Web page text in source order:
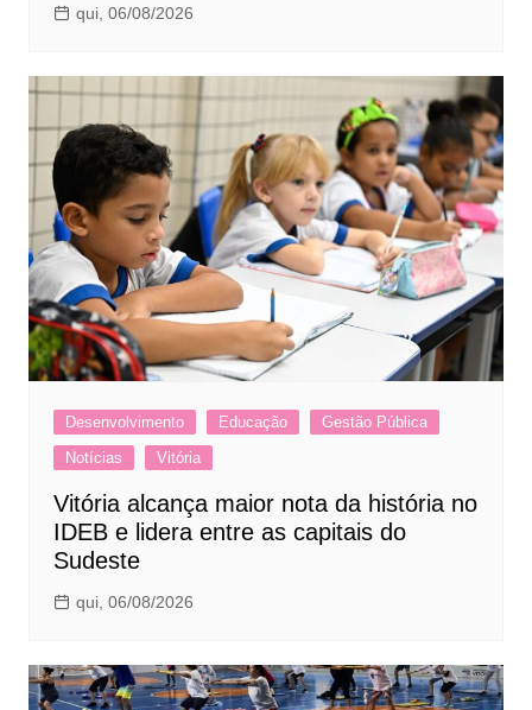
qui, 06/08/2026
Desenvolvimento Educação
Gestão Pública
Notícias
Vitória
Vitória alcança maior nota da história no
IDEB e lidera entre as capitais do
Sudeste
qui, 06/08/2026